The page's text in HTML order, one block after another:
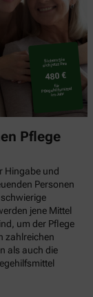
woman
Happy two
retired mom
up daughter
photo in living
Sichern Sie
sich jetzt Ihre
480 €
für
Pflegehilfsmittel
im Jahr
Pflege
Hingabe und
Personen
jene Mittel
um der Pflege
zahlreichen
als auch die